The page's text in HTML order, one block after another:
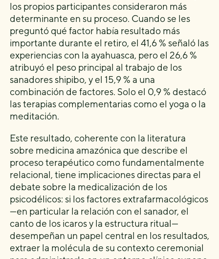
los propios participantes consideraron más
determinante en su proceso. Cuando se les
preguntó qué factor había resultado más
importante durante el retiro, el 41,6 % señaló las
experiencias con la ayahuasca, pero el 26,6 %
atribuyó el peso principal al trabajo de los
sanadores shipibo, y el 15,9 % a una
combinación de factores. Solo el 0,9 % destacó
las terapias complementarias como el yoga o la
meditación.
Este resultado, coherente con la literatura
sobre medicina amazónica que describe el
proceso terapéutico como fundamentalmente
relacional, tiene implicaciones directas para el
debate sobre la medicalización de los
psicodélicos: si los factores extrafarmacológicos
—en particular la relación con el sanador, el
canto de los icaros y la estructura ritual—
desempeñan un papel central en los resultados,
extraer la molécula de su contexto ceremonial